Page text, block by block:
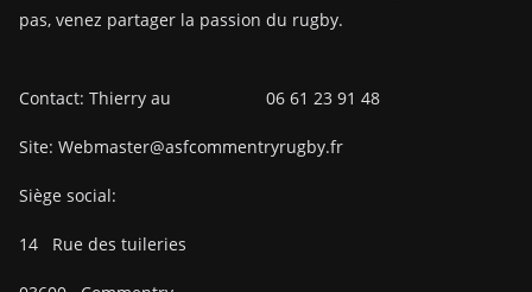
pas, venez partager la passion du rugby.
Contact: Thierry au 06 61 23 91 48
Site: Webmaster@asfcommentryrugby.fr
Siège social:
14 Rue des tuileries